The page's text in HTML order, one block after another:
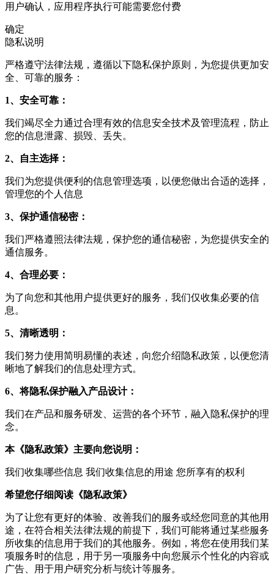
用户确认，应用程序执行可能需要您付费
确定
隐私说明
严格遵守法律法规，遵循以下隐私保护原则，为您提供更加安
全、可靠的服务：
1、安全可靠：
我们竭尽全力通过合理有效的信息安全技术及管理流程，防止
您的信息泄露、损毁、丢失。
2、自主选择：
我们为您提供便利的信息管理选项，以便您做出合适的选择，
管理您的个人信息
3、保护通信秘密：
我们严格遵照法律法规，保护您的通信秘密，为您提供安全的
通信服务。
4、合理必要：
为了向您和其他用户提供更好的服务，我们仅收集必要的信
息。
5、清晰透明：
我们努力使用简明易懂的表述，向您介绍隐私政策，以便您清
晰地了解我们的信息处理方式。
6、将隐私保护融入产品设计：
我们在产品和服务研发、运营的各个环节，融入隐私保护的理
念。
本《隐私政策》主要向您说明：
我们收集哪些信息 我们收集信息的用途 您所享有的权利
希望您仔细阅读《隐私政策》
为了让您有更好的体验、改善我们的服务或经您同意的其他用
途，在符合相关法律法规的前提下，我们可能将通过某些服务
所收集的信息用于我们的其他服务。例如，将您在使用我们某
项服务时的信息，用于另一项服务中向您展示个性化的内容或
广告、用于用户研究分析与统计等服务。